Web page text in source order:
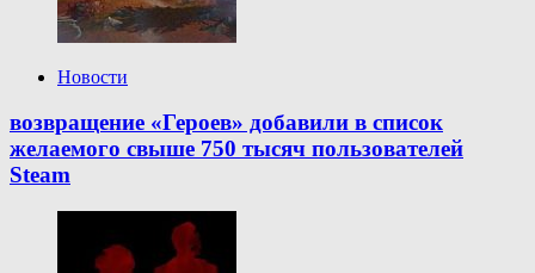
Новости
возвращение «Героев» добавили в список
желаемого свыше 750 тысяч пользователей
Steam